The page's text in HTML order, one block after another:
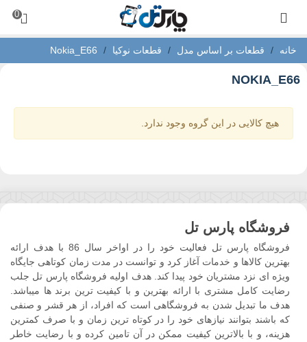
0
خانه / قطعات بر اساس مدل / قطعات نوکیا /
Nokia_E66
NOKIA_E66
هیچ کالایی در این گروه وجود ندارد.
فروشگاه پارس تل
فروشگاه پارس تل فعالیت خود را در اواخر سال 86 با هدف ارائه
بهترین کالاها و خدمات آغاز کرد و توانست در مدت زمان کوتاهی جایگاه
ویژه ای نزد مشتریان خود پیدا کند. هدف اولیه فروشگاه پارس تل جلب
رضایت کامل مشتری با ارائه بهترین و با کیفیت ترین برند ها میباشد.
هدف ما تبدیل شدن به فروشگاهی است که افراد، از هر قشر و صنفی
که باشند بتوانند نیازهای خود را در کوتاه ترین زمان و با صرف کمترین
هزینه، و با بالاترین کیفیت ممکن در آن تامین کرده و با رضایت خاطر